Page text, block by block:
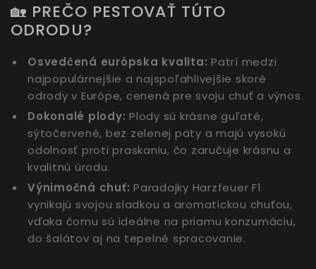
🏡 PREČO PESTOVAŤ TÚTO
ODRODU?
Osvedčená európska kvalita: Patrí medzi
najpopulárnejšie a najspoľahlivejšie skoré
odrody v Európe, cenená pre svoju chuť a výnos.
Dokonalé plody: Plody sú krásne guľaté,
sýtočervené, bez zelenej päty a majú vysokú
odolnosť proti praskaniu, čo zaručuje krásnu a
kvalitnú úrodu.
Výnimočná chuť: Paradajky Harzfeuer F1
vynikajú svojou sladkou a aromatickou chuťou,
vďaka čomu sú ideálne na priamu konzumáciu,
do šalátov aj na tepelné spracovanie.